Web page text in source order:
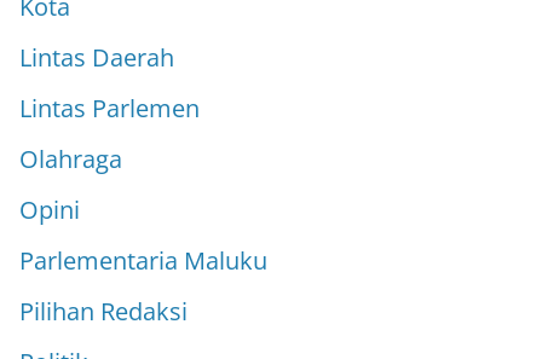
Lintas Daerah
Lintas Parlemen
Olahraga
Opini
Parlementaria Maluku
Pilihan Redaksi